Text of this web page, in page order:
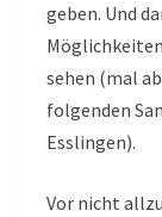
geben. Und
Möglichkeiten
sehen (mal
folgenden
Esslingen).
Vor nicht